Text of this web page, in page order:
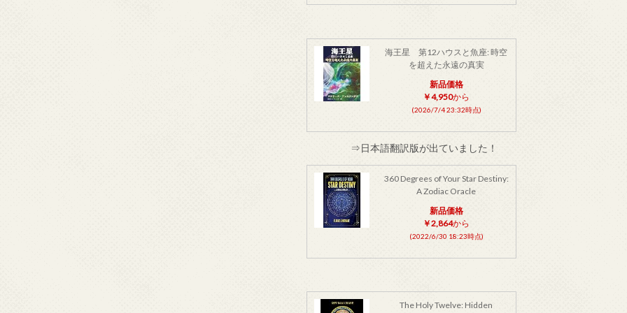
海王星 第12ハウスと魚座: 時空
を超えた永遠の真実
新品価格
￥4,950から
(2026/7/4 23:32時点)
⇒日本語翻訳版が出ていました！
360 Degrees of Your Star Destiny:
A Zodiac Oracle
新品価格
￥2,864から
(2022/6/30 18:23時点)
The Holy Twelve: Hidden